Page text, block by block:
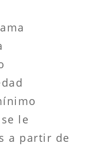
le
a partir de